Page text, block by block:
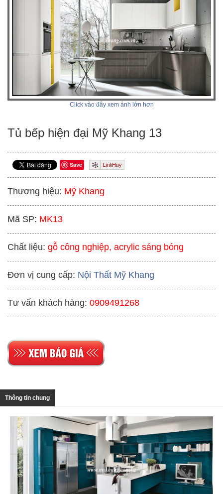
Click vào đây xem ảnh lớn hơn
Tủ bếp hiện đại Mỹ Khang 13
Save
Thương hiệu: Mỹ Khang
Mã SP: MK13
Chất liệu: gỗ công nghiệp, acrylic sáng bóng
Đơn vị cung cấp: Nội Thất Mỹ Khang
Tư vấn khách hàng: 0909491268
Thông tin chung